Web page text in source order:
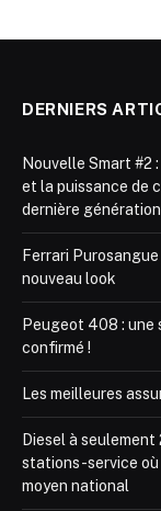
DERNIERS
Nouvelle Smart #2
et la puissance de
dernière génération
Ferrari
nouveau look
Peugeot 408 : une
confirmé !
Les meilleures
Diesel à
stations-service où
moyen national